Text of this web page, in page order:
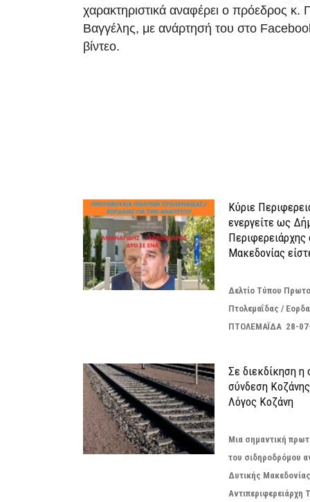
χαρακτηριστικά αναφέρει ο πρόεδρος
Βαγγέλης, με ανάρτησή του στο
βίντεο.
Κύριε
ενεργείτε ως
Περιφερειάρχης
Μακεδονίας
Δελτίο Τύπου
Πτολεμαΐδας /
ΠΤΟΛΕΜΑΪΔΑ 28-
Σε διεκδίκηση η
σύνδεση
Λόγος Κοζάνη
Μια σημαντική
του σιδηροδρόμου
Δυτικής